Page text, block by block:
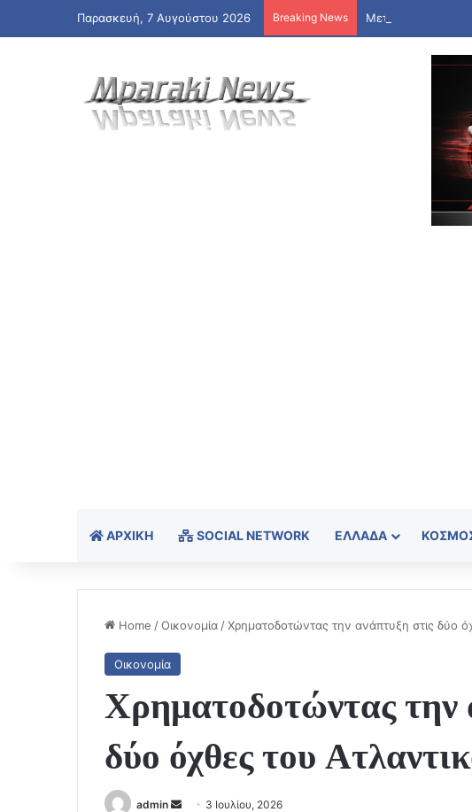
Παρασκευή, 7 Αυγούστου 2026 Breaking News
ΑΡΧΙΚΉ SOCIAL NETWORK ΕΛΛΆΔΑ
Home /Οικονομία /Χρηματοδοτώντας την ανάπτυξη στις δύο
Οικονομία
Χρηματοδοτώντας την
δύο όχθες του
admin
Send 3 Ιουλίου, 2026